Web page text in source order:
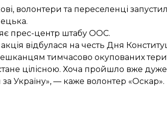
волонтери та переселенці
прес-центр штабу ООС.
відбулася на честь Дня
тимчасово окупованих
стане цілісною. Хоча пройшло вже
Україну», — каже волонтер «Оскар».